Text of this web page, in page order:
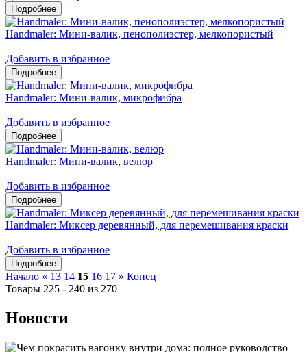
Handmaler: Мини-валик, пенополиэстер, мелкопористый
Добавить в избранное
Handmaler: Мини-валик, микрофибра
Добавить в избранное
Handmaler: Мини-валик, велюр
Добавить в избранное
Handmaler: Миксер деревянный, для перемешивания краски
Добавить в избранное
Начало « 13 14 15 16 17 » Конец
Товары 225 - 240 из 270
Новости